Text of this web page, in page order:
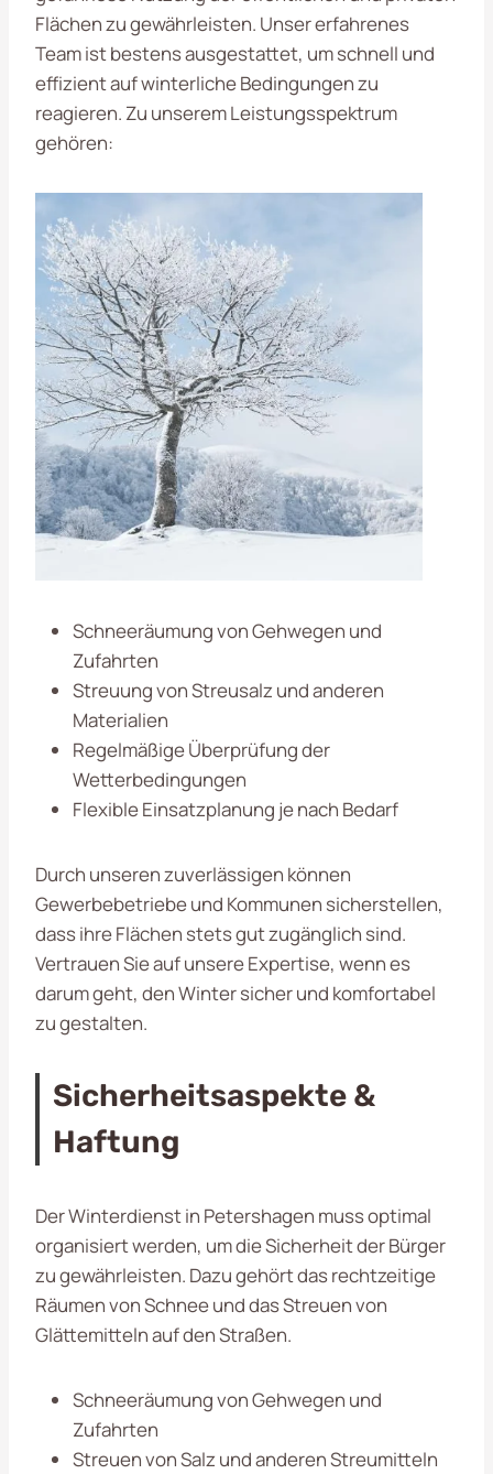
Flächen zu gewährleisten. Unser erfahrenes
Team ist bestens ausgestattet, um schnell und
effizient auf winterliche Bedingungen zu
reagieren. Zu unserem Leistungsspektrum
gehören:
Schneeräumung von Gehwegen und
Zufahrten
Streuung von Streusalz und anderen
Materialien
Regelmäßige Überprüfung der
Wetterbedingungen
Flexible Einsatzplanung je nach Bedarf
Durch unseren zuverlässigen können
Gewerbebetriebe und Kommunen sicherstellen,
dass ihre Flächen stets gut zugänglich sind.
Vertrauen Sie auf unsere Expertise, wenn es
darum geht, den Winter sicher und komfortabel
zu gestalten.
Sicherheitsaspekte &
Haftung
Der Winterdienst in Petershagen muss optimal
organisiert werden, um die Sicherheit der Bürger
zu gewährleisten. Dazu gehört das rechtzeitige
Räumen von Schnee und das Streuen von
Glättemitteln auf den Straßen.
Schneeräumung von Gehwegen und
Zufahrten
Streuen von Salz und anderen Streumitteln